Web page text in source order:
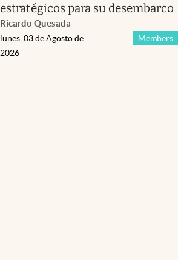
estratégicos para su desembarco
Ricardo Quesada
Members
lunes, 03 de Agosto de
2026